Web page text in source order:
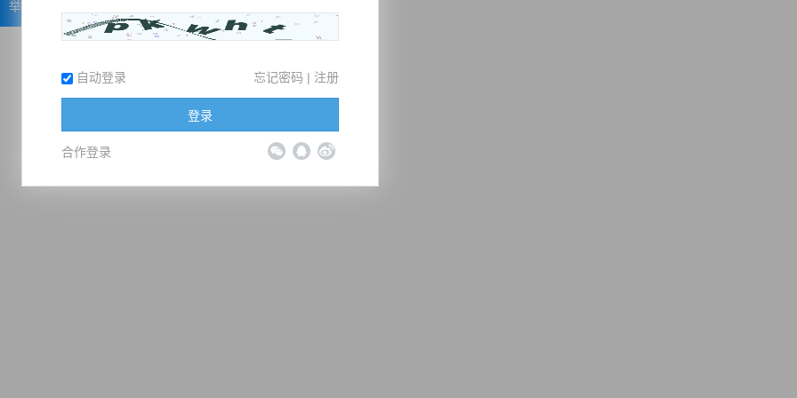
举报
自动登录 忘记密码 | 注册
登录
合作登录